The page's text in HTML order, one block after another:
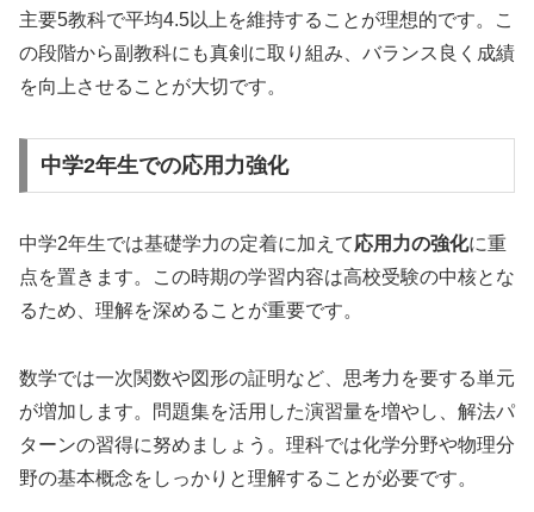
主要5教科で平均4.5以上を維持することが理想的です。こ
の段階から副教科にも真剣に取り組み、バランス良く成績
を向上させることが大切です。
中学2年生での応用力強化
中学2年生では基礎学力の定着に加えて応用力の強化に重
点を置きます。この時期の学習内容は高校受験の中核とな
るため、理解を深めることが重要です。
数学では一次関数や図形の証明など、思考力を要する単元
が増加します。問題集を活用した演習量を増やし、解法パ
ターンの習得に努めましょう。理科では化学分野や物理分
野の基本概念をしっかりと理解することが必要です。